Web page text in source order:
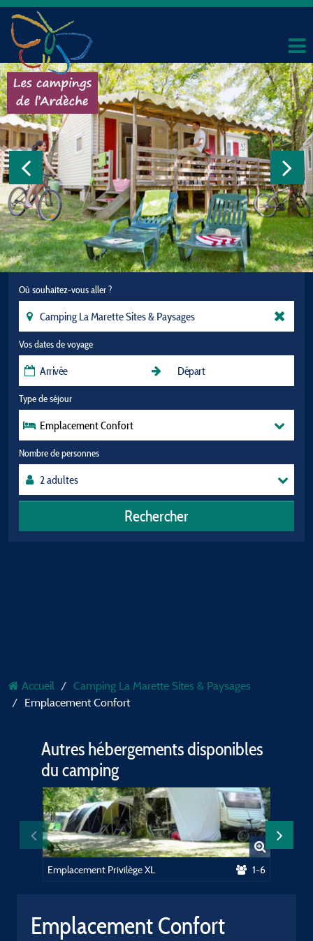
Où souhaitez-vous aller ?
Vos dates de voyage
Type de séjour
Emplacement Confort
Nombre de personnes
Rechercher
Accueil
Camping La Marette Sites & Paysages
Emplacement Confort
Autres hébergements disponibles
du camping
Emplacement Privilège XL 1-6
Emplacement Confort